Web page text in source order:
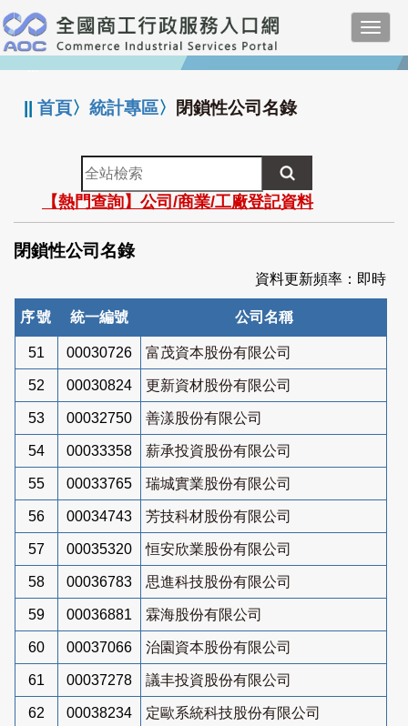
跳
到
主
要
:::
||首頁〉統計專區〉 閉鎖性公司名錄
全
站
檢
索
【熱門查詢】公司/商業/工廠登記資料
閉鎖性公司名錄
資料更新頻率：即時
序號 統一編號 公司名稱
51 00030726 富茂資本股份有限公司
52 00030824 更新資材股份有限公司
53 00032750 善漾股份有限公司
54 00033358 薪承投資股份有限公司
55 00033765 瑞城實業股份有限公司
56 00034743 芳技科材股份有限公司
57 00035320 恒安欣業股份有限公司
58 00036783 思進科技股份有限公司
59 00036881 霖海股份有限公司
60 00037066 治園資本股份有限公司
61 00037278 議丰投資股份有限公司
62 00038234 定歐系統科技股份有限公司